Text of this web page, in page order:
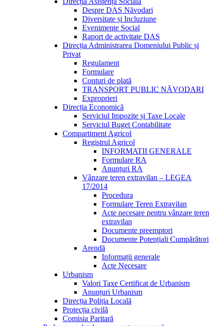
Despre DAS Năvodari
Diversitate și Incluziune
Evenimente Social
Raport de activitate DAS
Direcția Administrarea Domeniului Public și
Privat
Regulament
Formulare
Conturi de plată
TRANSPORT PUBLIC NĂVODARI
Exproprieri
Direcția Economică
Serviciul Impozite și Taxe Locale
Serviciul Buget Contabilitate
Compartiment Agricol
Registrul Agricol
INFORMATII GENERALE
Formulare RA
Anunțuri RA
Vânzare teren extravilan – LEGEA
17/2014
Procedura
Formulare Teren Extravilan
Acte necesare pentru vânzare teren
extravilan
Documente preemptori
Documente Potențiali Cumpărători
Arendă
Informații generale
Acte Necesare
Urbanism
Valori Taxe Certificat de Urbanism
Anunțuri Urbanism
Direcția Poliția Locală
Protecția civilă
Comisia Paritară